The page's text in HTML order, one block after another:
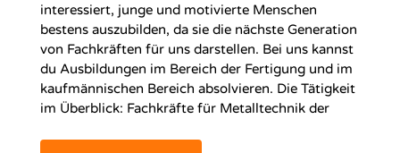
interessiert, junge und motivierte Menschen
bestens auszubilden, da sie die nächste Generation
von Fachkräften für uns darstellen. Bei uns kannst
du Ausbildungen im Bereich der Fertigung und im
kaufmännischen Bereich absolvieren. Die Tätigkeit
im Überblick: Fachkräfte für Metalltechnik der